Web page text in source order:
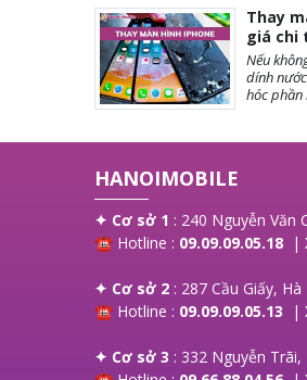
đợi
Chế độ
hàng.
ốp lưng,
Thay
giá chi
màn
Nếu
dính
hóc
được dài
mời bạn
HANOIMOBILE
✦ Cơ sở 1 : 240 Nguyễn Văn
☎ Hotline : 09.09.09.05.18 |
✦ Cơ sở 2 : 287 Cầu Giấy, Hà
☎ Hotline : 09.09.09.05.13 |
✦ Cơ sở 3 : 332 Nguyễn